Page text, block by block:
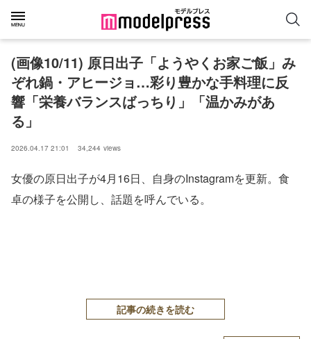
(画像10/11) 原日出子「ようやくお家ご飯」み
ぞれ鍋・アヒージョ…彩り豊かな手料理に反
響「栄養バランスばっちり」「温かみがあ
る」
2026.04.17 21:01 34,244 views
女優の原日出子が4月16日、自身のInstagramを更新。食
卓の様子を公開し、話題を呼んでいる。
記事の続きを読む